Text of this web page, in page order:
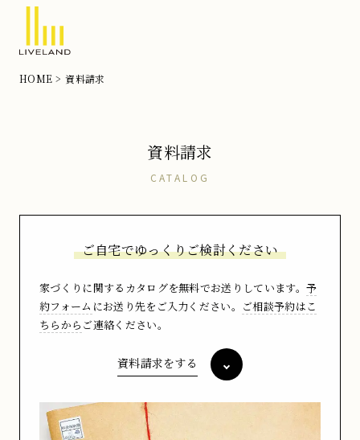
摂
HOME 資料請求
資料請求
CATALOG
ご自宅でゆっくりご検討ください
家づくりに関するカタログを無料でお送りしています。 予
約フォーム にお送り先をご入力ください。 ご相談予約はこ
ちらから ご連絡ください。
資料請求をする